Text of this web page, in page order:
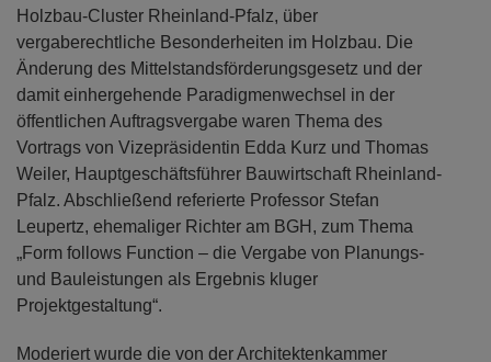
Holzbau-Cluster Rheinland-Pfalz, über
vergaberechtliche Besonderheiten im Holzbau. Die
Änderung des Mittelstandsförderungsgesetz und der
damit einhergehende Paradigmenwechsel in der
öffentlichen Auftragsvergabe waren Thema des
Vortrags von Vizepräsidentin Edda Kurz und Thomas
Weiler, Hauptgeschäftsführer Bauwirtschaft Rheinland-
Pfalz. Abschließend referierte Professor Stefan
Leupertz, ehemaliger Richter am BGH, zum Thema
„Form follows Function – die Vergabe von Planungs-
und Bauleistungen als Ergebnis kluger
Projektgestaltung“.
Moderiert wurde die von der Architektenkammer